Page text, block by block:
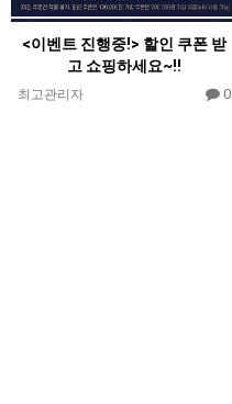
<이벤트 진행중!> 할인 쿠폰 받
고 쇼핑하세요~!!
최고관리자 0